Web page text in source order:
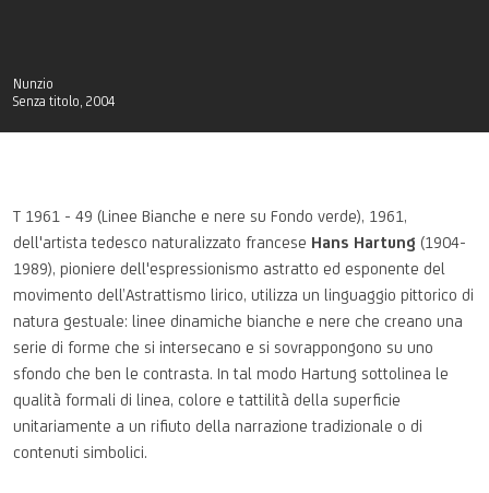
Nunzio
Senza titolo, 2004
T 1961 - 49 (Linee Bianche enere su Fondoverde), 1961,
dell'artista tedesco naturalizzato francese Hans Hartung (1904-
1989),pioniere dell'espressionismo astratto ed esponente del
movimento dell’Astrattismo lirico,utilizza unlinguaggio pittorico di
natura gestuale:linee dinamiche bianche enere che creano una
serie diforme che si intersecano e si sovrappongono su uno
sfondo che ben le contrasta. Intal modo Hartung sottolinea le
qualità formali dilinea, colore etattilità della superficie
unitariamente a unrifiuto della narrazione tradizionale o di
contenuti simbolici.